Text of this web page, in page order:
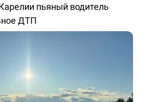
пьяный водитель
ДТП